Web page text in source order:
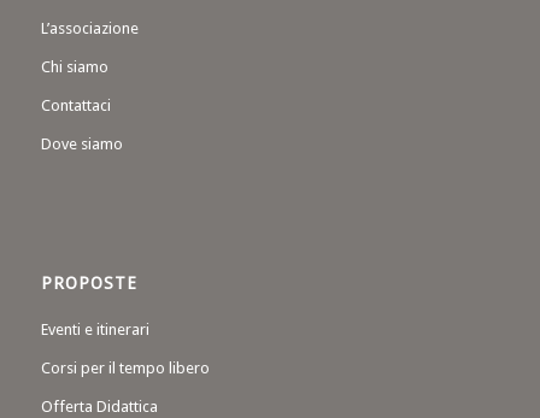
L’associazione
Chi siamo
Contattaci
Dove siamo
PROPOSTE
Eventi e itinerari
Corsi per il tempo libero
Offerta Didattica